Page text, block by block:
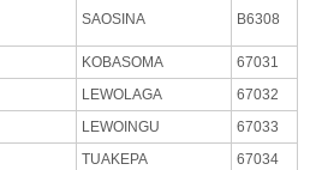
SAOSINA B6308
KOBASOMA
67031
LEWOLAGA
67032
LEWOINGU
67033
TUAKEPA
67034